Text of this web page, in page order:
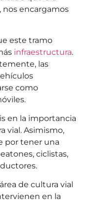
nos encargamos
este tramo
infraestructura.
las
como
en la importancia
vial. Asimismo,
por tener una
ciclistas,
de cultura vial
en la